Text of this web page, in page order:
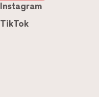
Instagram
TikTok